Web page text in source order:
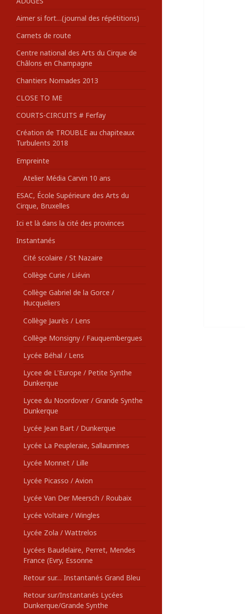
:Aimer si fort…(journal des répétitions)
Carnets de route
Centre national des Arts du Cirque de
Châlons en Champagne
Chantiers Nomades 2013
CLOSE TO ME
COURTS-CIRCUITS # Ferfay
Création de TROUBLE au chapiteaux
Turbulents 2018
Empreinte
Atelier Média Carvin 10 ans
ESAC, École Supérieure des Arts du
Cirque, Bruxelles
Ici et là dans la cité des provinces
Instantanés
Cité scolaire / St Nazaire
Collège Curie / Liévin
Collège Gabriel de la Gorce /
Hucqueliers
Collège Jaurès / Lens
Collège Monsigny / Fauquembergues
Lycée Béhal / Lens
Lycee de L'Europe / Petite Synthe
Dunkerque
Lycee du Noordover / Grande Synthe
Dunkerque
Lycée Jean Bart / Dunkerque
Lycée La Peupleraie, Sallaumines
Lycée Monnet / Lille
Lycée Picasso / Avion
Lycée Van Der Meersch / Roubaix
Lycée Voltaire / Wingles
Lycée Zola / Wattrelos
Lycées Baudelaire, Perret, Mendes
France (Evry, Essonne
Retour sur… Instantanés Grand Bleu
Retour sur/Instantanés Lycées
Dunkerque/Grande Synthe